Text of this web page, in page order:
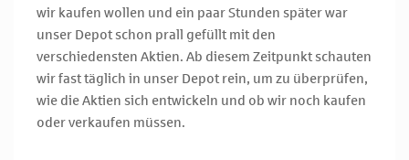
wir kaufen wollen und ein paar Stunden später war
unser Depot schon prall gefüllt mit den
verschiedensten Aktien. Ab diesem Zeitpunkt schauten
wir fast täglich in unser Depot rein, um zu überprüfen,
wie die Aktien sich entwickeln und ob wir noch kaufen
oder verkaufen müssen.